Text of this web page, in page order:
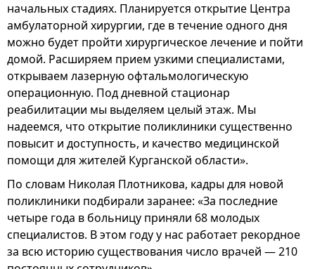
начальных стадиях. Планируется открытие Центра
амбулаторной хирургии, где в течение одного дня
можно будет пройти хирургическое лечение и пойти
домой. Расширяем прием узкими специалистами,
открываем лазерную офтальмологическую
операционную. Под дневной стационар
реабилитации мы выделяем целый этаж. Мы
надеемся, что открытие поликлиники существенно
повысит и доступность, и качество медицинской
помощи для жителей Курганской области».
По словам Николая Плотникова, кадры для новой
поликлиники подбирали заранее: «За последние
четыре года в больницу приняли 68 молодых
специалистов. В этом году у нас работает рекордное
за всю историю существования число врачей — 210